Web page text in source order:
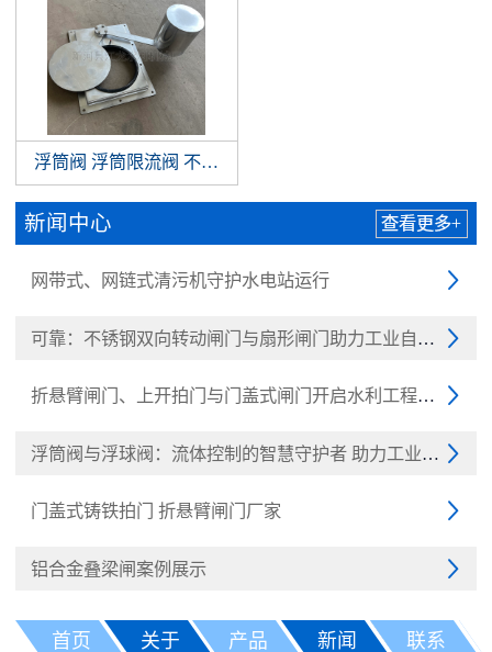
新闻中心 查看更多+

网带式、网链式清污机守护水电站运行

可靠：不锈钢双向转动闸门与扇形闸门助力工业自动化

折悬臂闸门、上开拍门与门盖式闸门开启水利工程新纪元

浮筒阀与浮球阀：流体控制的智慧守护者 助力工业与民生

门盖式铸铁拍门 折悬臂闸门厂家

铝合金叠梁闸案例展示
首页 关于 产品 新闻 联系